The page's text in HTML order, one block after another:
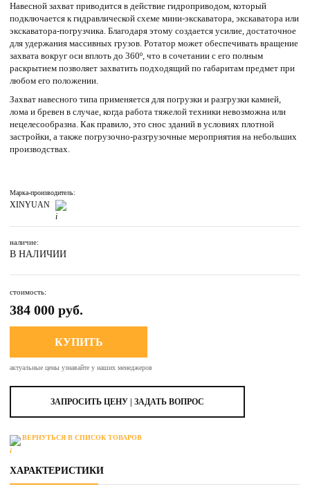
Навесной захват приводится в действие гидроприводом, который
подключается к гидравлической схеме мини-экскаватора, экскаватора или
экскаватора-погрузчика. Благодаря этому создается усилие, достаточное
для удержания массивных грузов. Ротатор может обеспечивать вращение
захвата вокруг оси вплоть до 360º, что в сочетании с его полным
раскрытием позволяет захватить подходящий по габаритам предмет при
любом его положении.
Захват навесного типа применяется для погрузки и разгрузки камней,
лома и бревен в случае, когда работа тяжелой техники невозможна или
нецелесообразна. Как правило, это снос зданий в условиях плотной
застройки, а также погрузочно-разгрузочные мероприятия на небольших
производствах.
Марка-производитель:
XINYUAN
наличие:
В НАЛИЧИИ
стоимость:
384 000 руб.
актуальные цены узнавайте у наших менеджеров
КУПИТЬ
ЗАПРОСИТЬ ЦЕНУ | ЗАДАТЬ ВОПРОС
ВЕРНУТЬСЯ В СПИСОК ТОВАРОВ
ХАРАКТЕРИСТИКИ